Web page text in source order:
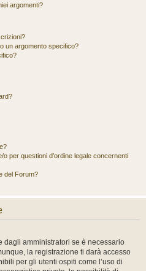
argomenti?
un argomento specifico?
per questioni d’ordine legale concernenti
del Forum?
dagli amministratori se è necessario
la registrazione ti darà accesso
per gli utenti ospiti come l’uso di